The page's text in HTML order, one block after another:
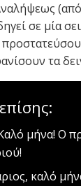
σε μία
τα
μήνα! Ο
καλό